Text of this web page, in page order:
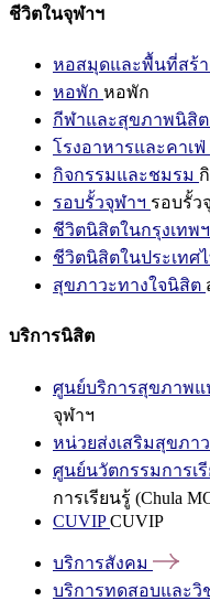
ชีวิตในจุฬาฯ
หอสมุดและพื้นที่สร้า
หอพัก หอพัก
กีฬาและสุขภาพนิสิต
โรงอาหารและคาเฟ่
กิจกรรมและชมรม
รอบรั้วจุฬาฯ รอบรั้ว
ชีวิตนิสิตในกรุงเทพฯ
ชีวิตนิสิตในประเทศ
สุขภาวะทางใจนิสิต
บริการนิสิต
ศูนย์บริการสุขภาพแ
จุฬาฯ
หน่วยส่งเสริมสุขภา
ศูนย์นวัตกรรมการเรี
การเรียนรู้ (Chula
CUVIPCUVIP
บริการสังคม
บริการทดสอบและวิ